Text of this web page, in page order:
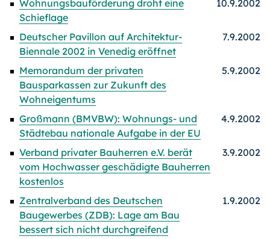
Wohnungsbauförderung droht eine
Schieflage
10.9.2002
Deutscher Pavillon auf Architektur-
Biennale 2002 in Venedig eröffnet
7.9.2002
Memorandum der privaten
Bausparkassen zur Zukunft des
Wohneigentums
5.9.2002
Großmann (BMVBW): Wohnungs- und
Städtebau nationale Aufgabe in der EU
4.9.2002
Verband privater Bauherren e.V. berät
vom Hochwasser geschädigte Bauherren
kostenlos
3.9.2002
Zentralverband des Deutschen
Baugewerbes (ZDB): Lage am Bau
bessert sich nicht durchgreifend
1.9.2002